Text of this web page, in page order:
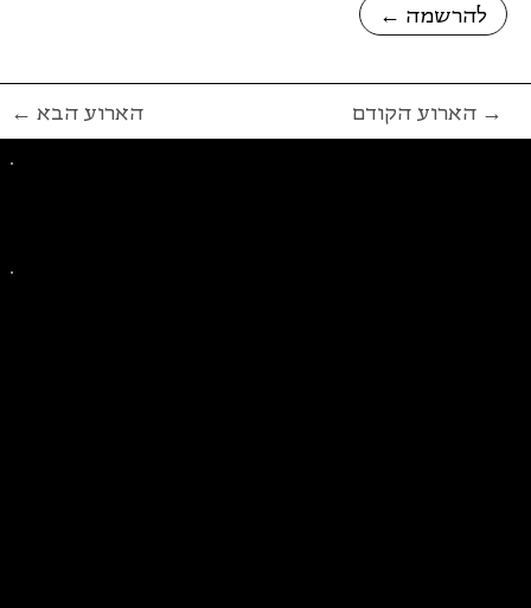
← להרשמה
← הארוע הבא הארוע הקודם →